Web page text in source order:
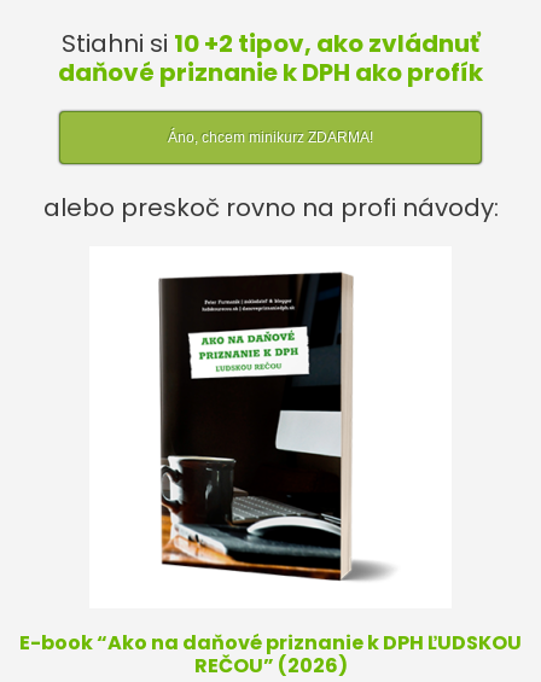
Stiahni si 10 +2 tipov, ako zvládnuť
daňové priznanie k DPH ako profík
Áno, chcem minikurz ZDARMA!
alebo preskoč rovno na profi návody:
E-book “Ako na daňové priznanie k DPH ĽUDSKOU
REČOU” (2026)